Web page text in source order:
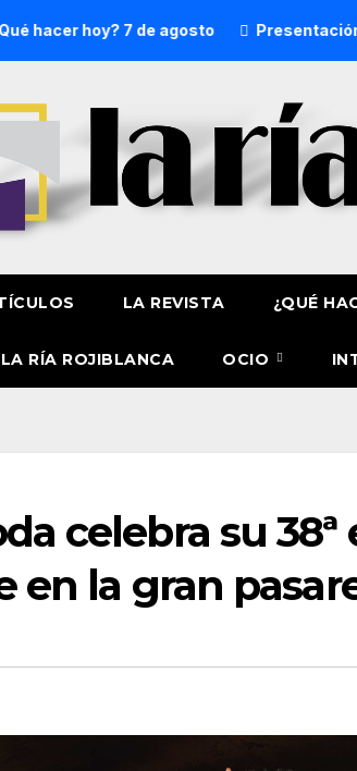
hoy? 7 de agosto Presentación oficial
LA REVISTA ¿QUÉ
LA RÍA ROJIBLANCA OCIO
celebra su 38ª
en la gran